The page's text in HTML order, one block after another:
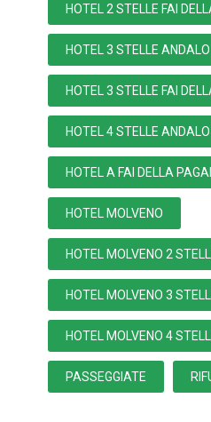
HOTEL 2 STELLE FAI
HOTEL 3 STELLE ANDALO
HOTEL 3 STELLE FAI
HOTEL 4 STELLE ANDALO
HOTEL A FAI DELLA
HOTEL MOLVENO
HOTEL MOLVENO 2
HOTEL MOLVENO 3
HOTEL MOLVENO 4
PASSEGGIATE